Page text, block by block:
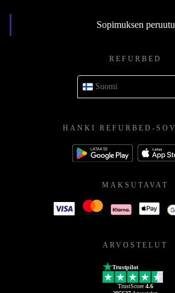
Sopimuksen
REFURBED
Suomi
HANKI REFURBED-
MAKSUTAVAT
ARVOSTELUT
Trustpilot
TrustScore 4.6